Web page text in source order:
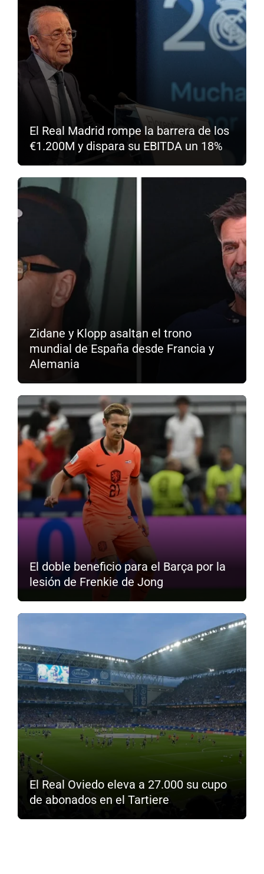
El Real Madrid rompe la barrera de los
€1.200M y dispara su EBITDA un 18%
Zidane y Klopp asaltan el trono
mundial de España desde Francia y
Alemania
El doble beneficio para el Barça por la
lesión de Frenkie de Jong
El Real Oviedo eleva a 27.000 su cupo
de abonados en el Tartiere